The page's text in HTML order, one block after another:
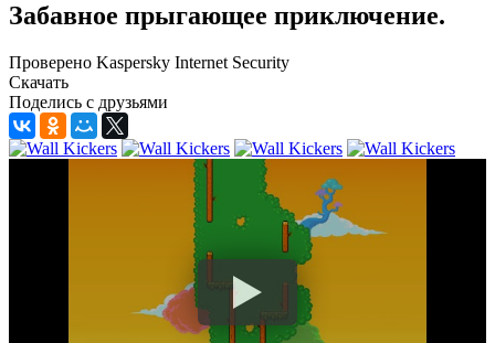
Забавное прыгающее приключение.
Проверено Kaspersky Internet Security
Скачать
Поделись с друзьями